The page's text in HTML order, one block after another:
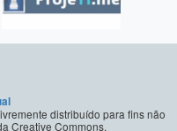
distribuído para fins não
Creative Commons.